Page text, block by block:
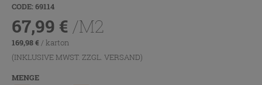
CODE: 69114
67,99 € /M2
169,98€ / karton
(INKLUSIVE MWST. ZZGL. VERSAND)
MENGE